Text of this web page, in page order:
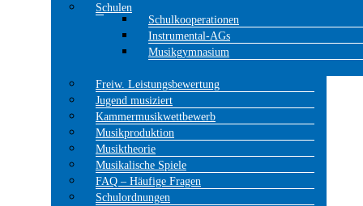
Schulen
Schulkooperationen
Instrumental-AGs
Musikgymnasium
Freiw. Leistungsbewertung
Jugend musiziert
Kammermusikwettbewerb
Musikproduktion
Musiktheorie
Musikalische Spiele
FAQ – Häufige Fragen
Schulordnungen